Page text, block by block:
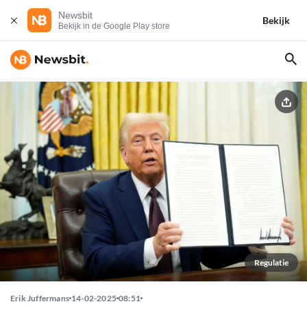
Newsbit
Bekijk in de Google Play store
Bekijk
Regulatie
Erik Juffermans 14-02-2025 08:51